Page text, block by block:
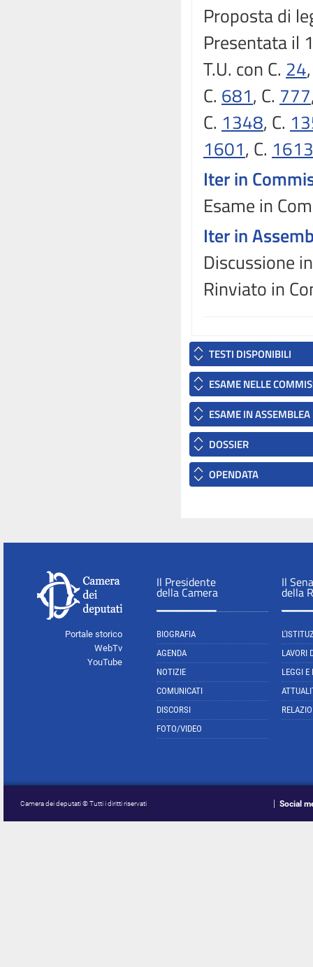
Proposta di
Presentata il
T.U. con C. 24
C. 681, C. 777
C. 1348, C.
1601, C. 1613
Iter in
Esame in
Iter in
Discussione
Rinviato in
TESTI DISPONIBILI
ESAME NELLE
ESAME IN ASSEMBLEA
DOSSIER
OPENDATA
Portale storico
WebTv
YouTube
Il Presidente
della Camera
BIOGRAFIA
AGENDA
NOTIZIE
COMUNICATI
DISCORSI
FOTO/VIDEO
Il
della
LAVORI
LEGGI E
Camera dei deputati © Tutti i diritti riservati Social